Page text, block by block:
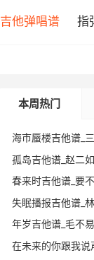
吉他弹唱谱 指
本周热门
海市蜃楼吉他谱_三
孤岛吉他谱_赵二
春来时吉他谱_要不要
失眠播报吉他谱_林
年岁吉他谱_毛不
在未来的你跟我说声嗨吉他